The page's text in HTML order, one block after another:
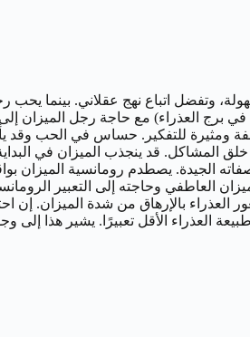
وتفضل اتباع نهج عقلاني. بينما
في برج العذراء) مع حاجة رجل الميزان
ومثيرة للتفكير. حساس في الحب
المشاكل. قد ينجذب الميزان في
الجيدة. يصطدم رومانسية الميزان
العاطفي وحاجته إلى التعبير
بالإرهاق من شدة الميزان. إن
العذراء الأقل تعبيرًا. يشير هذا